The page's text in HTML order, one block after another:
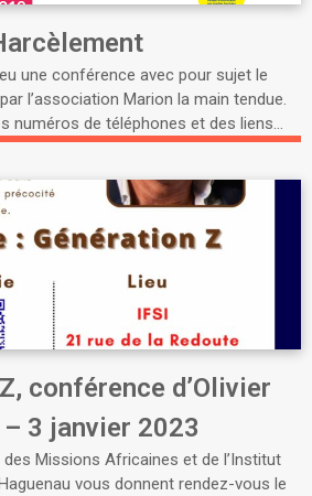
une conférence avec pour sujet le
l’association Marion la main tendue.
numéros de téléphones et des liens…
conférence d’Olivier
– 3 janvier 2023
des Missions Africaines et de l’Institut
vous donnent rendez-vous le